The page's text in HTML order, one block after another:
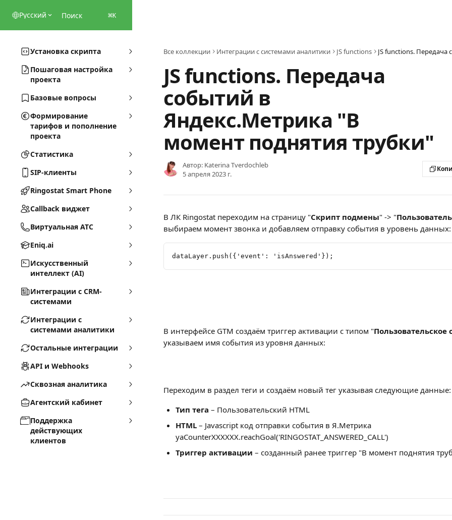
Pусский Поиск ⌘K
Установка скрипта
Пошаговая настройка
проекта
Базовые вопросы
Формирование
тарифов и пополнение
проекта
Статистика
SIP-клиенты
Ringostat Smart Phone
Callback виджет
Виртуальная АТС
Eniq.ai
Искусственный
интеллект (AI)
Интеграции с CRM-
системами
Интеграции с
системами аналитики
Остальные интеграции
API и Webhooks
Сквозная аналитика
Агентский кабинет
Поддержка
действующих
клиентов
Все коллекции Интеграции с системами аналитики JS functions
JS functions. Передача
событий в
Яндекс.Метрика "В
момент поднятия трубки"
Автор: Katerina Tverdochleb
5 апреля 2023 г.
В ЛК Ringostat переходим на страницу "Скрипт подмены" -> "
выбираем момент звонка и добавляем отправку события в уровень данных:
dataLayer.push({'event': 'isAnswered'});
В интерфейсе GTM создаём триггер активации c типом "Пользовательское
указываем имя события из уровня данных:
Переходим в раздел теги и создаём новый тег указывая следующие данные:
Тип тега – Пользовательский HTML
HTML – Javascript код отправки события в Я.Метрика
yaCounterXXXXXX.reachGoal('RINGOSTAT_ANSWERED_CALL')
Триггер активации – созданный ранее триггер "В момент поднятия